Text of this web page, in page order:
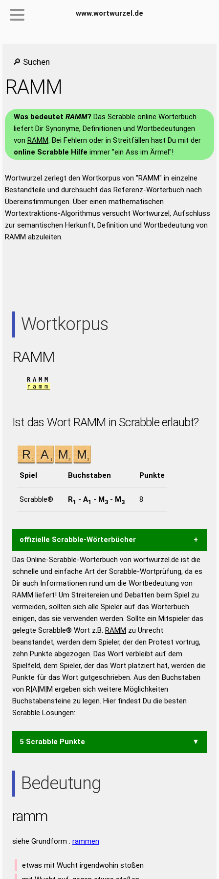
www.wortwurzel.de
🔎 Suchen
RAMM
Was bedeutet RAMM? Das Scrabble online Wörterbuch
liefert Dir Synonyme, Definitionen und Wortbedeutungen
von RAMM. Bei Fehlern oder in Streitfällen hast Du mit der
online Scrabble Hilfe immer "ein Ass im Ärmel"!
Wortwurzel zerlegt den Wortkorpus von "RAMM" in einzelne
Bestandteile und durchsucht das Referenz-Wörterbuch nach
Übereinstimmungen. Über einen mathematischen
Wortextraktions-Algorithmus versucht Wortwurzel, Aufschluss
zur semantischen Herkunft, Definition und Wortbedeutung von
RAMM abzuleiten.
Wortkorpus
RAMM
RAMM
ramm
Ist das Wort RAMM in Scrabble erlaubt?
Spiel Buchstaben Punkte
Scrabble® R1 - A1 - M3 - M3 8
offizielle Scrabble-Wörterbücher
Wortwurzel liefert mit Hilfe eines semantischen
Wortanalyse-Algorithmus gute Anhaltspunkte zu
Wortbedeutung, Worttrennung und Wortform, um die
Gültigkeit eines Wortes für das Scrabble-Spiel zu
bestimmen!
zugelassene Turnier Scrabble-
Wörterbücher sind:
Duden – Standardwerk in 12 Bänden
Duden – Richtiges und gutes
Deutsch
Duden – Die deutsche Grammatik
Duden – Deutsches
Das Online-Scrabble-Wörterbuch von wortwurzel.de ist die
schnelle und einfache Art der Scrabble-Wortprüfung, da es
Dir auch Informationen rund um die Wortbedeutung von
RAMM liefert! Um Streitereien und Debatten beim Spiel zu
vermeiden, sollten sich alle Spieler auf das Wörterbuch
einigen, das sie verwenden werden. Sollte ein Mitspieler das
gelegte Scrabble® Wort z.B. RAMM zu Unrecht
beanstandet, werden dem Spieler, der den Protest vortrug,
zehn Punkte abgezogen. Das Wort verbleibt auf dem
Spielfeld, dem Spieler, der das Wort platziert hat, werden die
Punkte für das Wort gutgeschrieben. Aus den Buchstaben
von R|A|M|M ergeben sich weitere Möglichkeiten
Buchstabensteine zu legen. Hier findest Du die besten
Scrabble Lösungen:
5 Scrabble Punkte
Bedeutung
ramm
siehe Grundform : rammen
etwas mit Wucht irgendwohin stoßen